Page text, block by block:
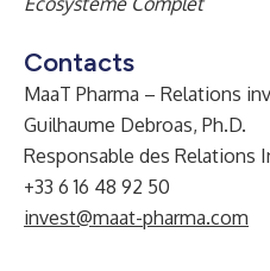
Contacts
MaaT Pharma – Relations
Guilhaume Debroas, Ph.D.
Responsable des Relations
+33 6 16 48 92 50
invest@maat-pharma.com